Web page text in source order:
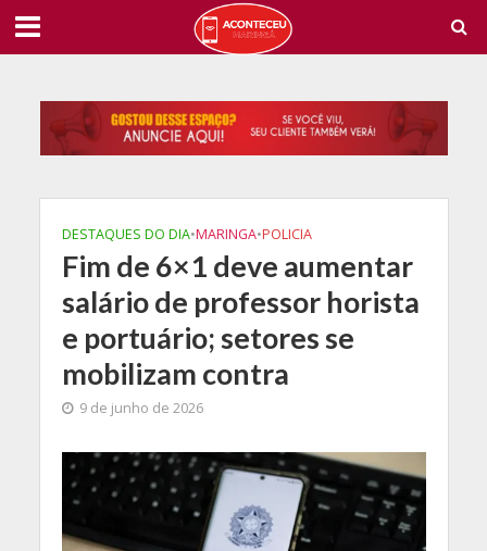
DESTAQUES DO DIA•MARINGA•POLICIA
Fim de 6×1 deve aumentar
salário de professor horista
e portuário; setores se
mobilizam contra
9 de junho de 2026